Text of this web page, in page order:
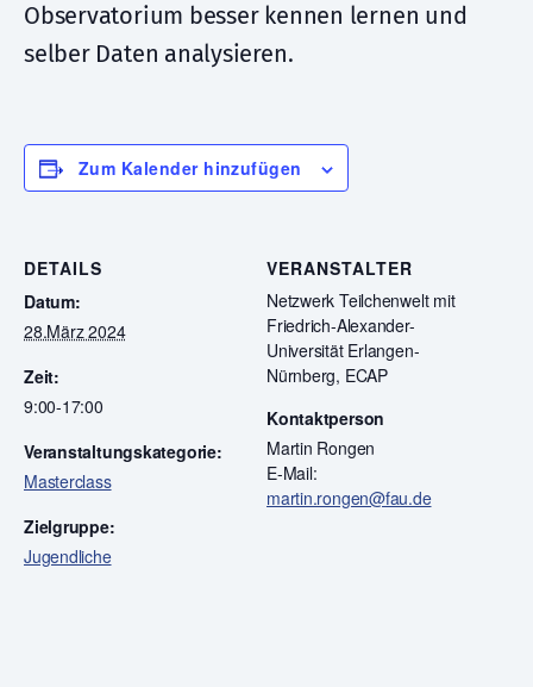
Observatorium besser kennen lernen und
selber Daten analysieren.
Zum Kalender hinzufügen
DETAILS
Datum:
28.März 2024
Zeit:
9:00-17:00
Veranstaltungskategorie:
Masterclass
Zielgruppe:
Jugendliche
VERANSTALTER
Netzwerk Teilchenwelt mit
Friedrich-Alexander-
Universität Erlangen-
Nürnberg, ECAP
Kontaktperson
Martin Rongen
E-Mail:
martin.rongen@fau.de